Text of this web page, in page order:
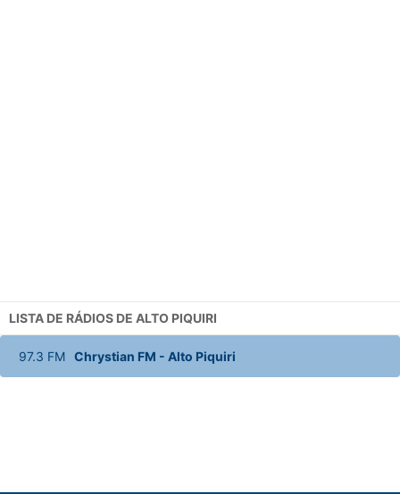
LISTA DE RÁDIOS DE ALTO PIQUIRI
97.3 FM Chrystian FM - Alto Piquiri